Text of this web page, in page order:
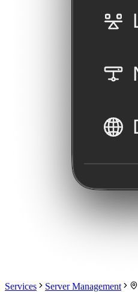
Services Server Management